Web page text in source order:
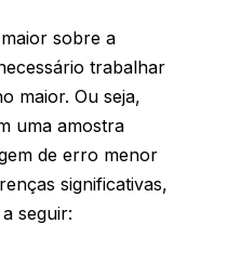
sobre a
trabalhar
maior. Ou seja,
uma amostra
de erro menor
significativas,
seguir: